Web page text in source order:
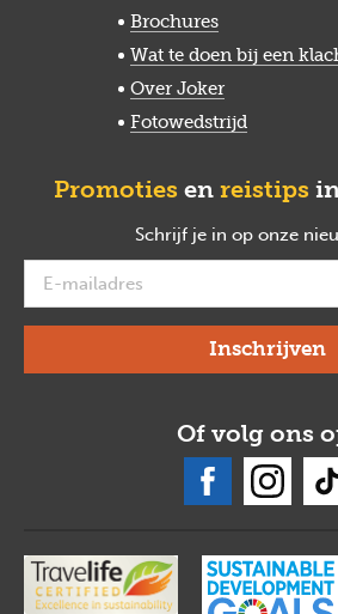
Brochures
Wat te doen bij een
Over Joker
Fotowedstrijd
Promoties en reistips
Schrijf je in op onze
Of volg ons